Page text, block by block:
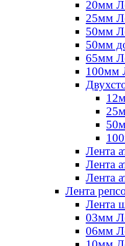
20мм
25мм
50мм
50мм
65мм
100мм
Лента
Лента
Лента
Лента
Лента
03мм
06мм